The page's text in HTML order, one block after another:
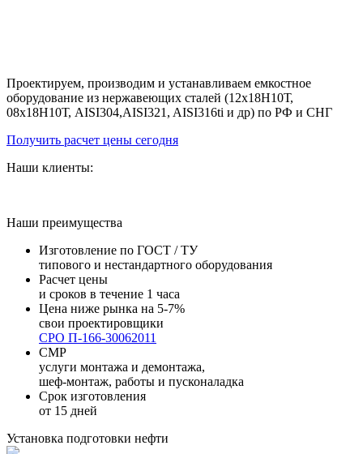
Проектируем, производим и устанавливаем емкостное
оборудование из нержавеющих сталей (12х18Н10Т,
08х18Н10Т, AISI304,AISI321, AISI316ti и др) по РФ и СНГ
Получить расчет цены сегодня
Наши клиенты:
Наши преимущества
Изготовление по ГОСТ / ТУ
типового и нестандартного оборудования
Расчет цены
и сроков в течение 1 часа
Цена ниже рынка на 5-7%
свои проектировщики
СРО П-166-30062011
СМР
услуги монтажа и демонтажа,
шеф-монтаж, работы и пусконаладка
Срок изготовления
от 15 дней
Установка подготовки нефти